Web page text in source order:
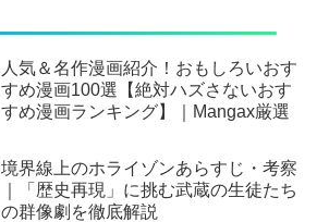
人気＆名作漫画紹介！おもしろいおす
すめ漫画100選【絶対ハズさないおす
すめ漫画ランキング】｜Mangax厳選
境界線上のホライゾンあらすじ・考察
｜「歴史再現」に挑む武蔵の生徒たち
の群像劇を徹底解説